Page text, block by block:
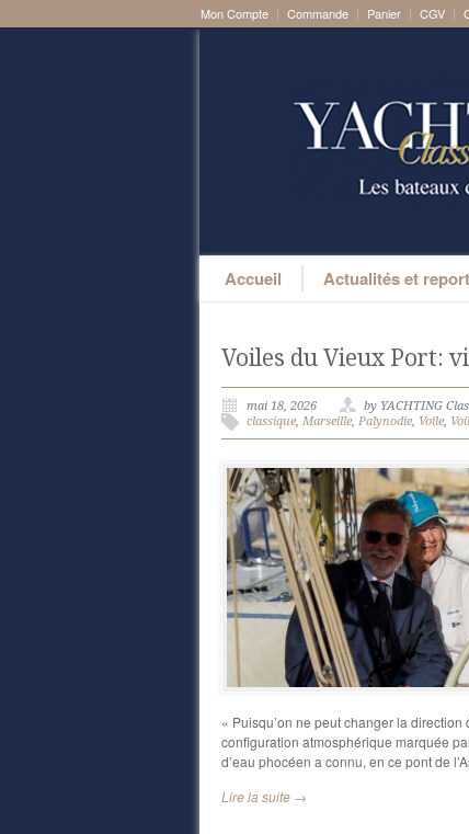
Mon Compte Commande Panier CGV
Accueil Actualités et
Voiles du Vieux Port:
mai 18, 2026
by YACHTING
classique, Marseille, Palynodie, Voile,
« Puisqu’on ne peut changer la
configuration atmosphérique marquée
d’eau phocéen a connu, en ce pont de
Lire la suite →